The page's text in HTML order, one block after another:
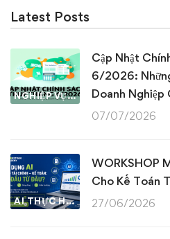
Latest Posts
NGHIỆP VỤ KẾ TOÁN & THUẾ
Cập Nhật
6/2026:
Doanh Nghiệp
07/07/2026
AI THỰC HÀNH
WORKSHOP
Cho Kế Toán
27/06/2026